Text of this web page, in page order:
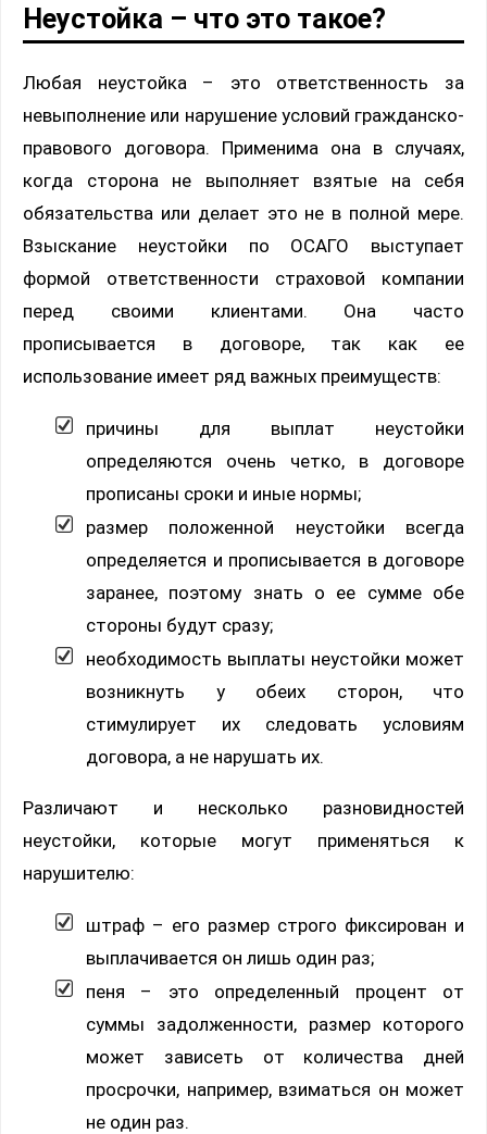
Неустойка – что это такое?
Любая неустойка – это ответственность за
невыполнение или нарушение условий гражданско-
правового договора. Применима она в случаях,
когда сторона не выполняет взятые на себя
обязательства или делает это не в полной мере.
Взыскание неустойки по ОСАГО выступает
формой ответственности страховой компании
перед своими клиентами. Она часто
прописывается в договоре, так как ее
использование имеет ряд важных преимуществ:
причины для выплат неустойки
определяются очень четко, в договоре
прописаны сроки и иные нормы;
размер положенной неустойки всегда
определяется и прописывается в договоре
заранее, поэтому знать о ее сумме обе
стороны будут сразу;
необходимость выплаты неустойки может
возникнуть у обеих сторон, что
стимулирует их следовать условиям
договора, а не нарушать их.
Различают и несколько разновидностей
неустойки, которые могут применяться к
нарушителю:
штраф – его размер строго фиксирован и
выплачивается он лишь один раз;
пеня – это определенный процент от
суммы задолженности, размер которого
может зависеть от количества дней
просрочки, например, взиматься он может
не один раз.